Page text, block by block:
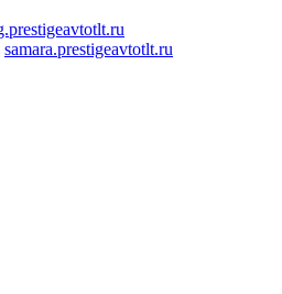
samara.prestigeavtotlt.ru